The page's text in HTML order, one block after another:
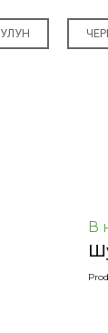
УЛУН
В